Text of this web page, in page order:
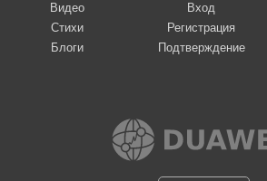
Видео
Стихи
Блоги
Вход
Регистрация
Подтверждение